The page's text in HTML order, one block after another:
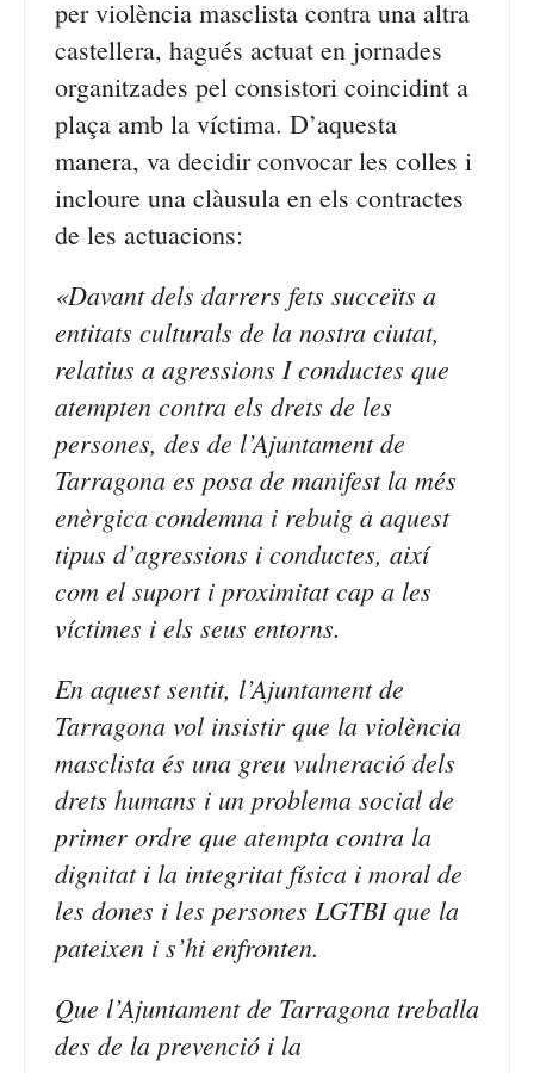
per violència masclista contra una altra
castellera, hagués actuat en jornades
organitzades pel consistori coincidint a
plaça amb la víctima. D’aquesta
manera, va decidir convocar les colles i
incloure una clàusula en els contractes
de les actuacions:
«Davant dels darrers fets succeïts a
entitats culturals de la nostra ciutat,
relatius a agressions I conductes que
atempten contra els drets de les
persones, des de l’Ajuntament de
Tarragona es posa de manifest la més
enèrgica condemna i rebuig a aquest
tipus d’agressions i conductes, així
com el suport i proximitat cap a les
víctimes i els seus entorns.
En aquest sentit, l’Ajuntament de
Tarragona vol insistir que la violència
masclista és una greu vulneració dels
drets humans i un problema social de
primer ordre que atempta contra la
dignitat i la integritat física i moral de
les dones i les persones LGTBI que la
pateixen i s’hi enfronten.
Que l’Ajuntament de Tarragona treballa
des de la prevenció i la